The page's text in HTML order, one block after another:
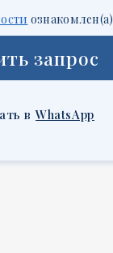
ознакомлен(а)
запрос
в WhatsApp